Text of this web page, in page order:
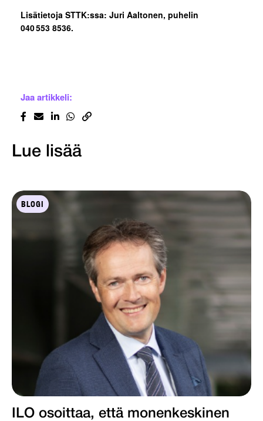
Lisätietoja STTK:ssa: Juri Aaltonen, puhelin
040 553 8536.
Jaa artikkeli:
Lue lisää
BLOGI
ILO osoittaa, että monenkeskinen